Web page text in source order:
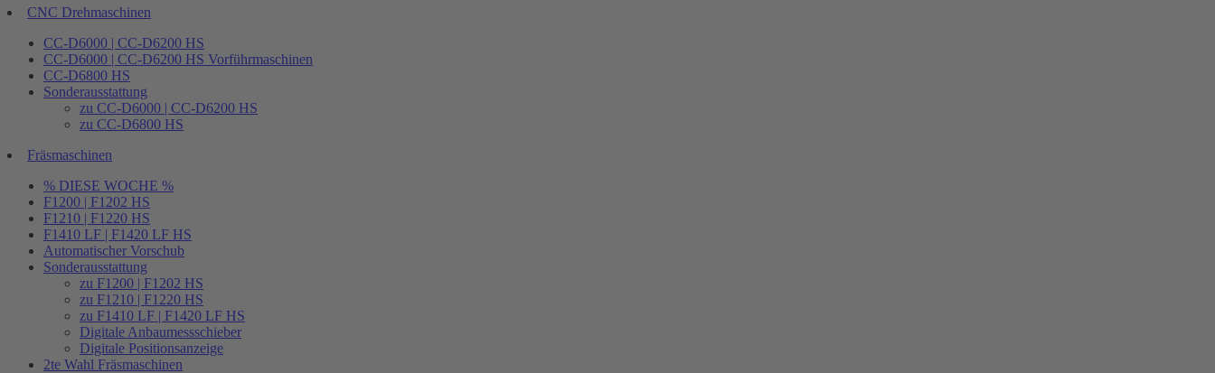
CNC Drehmaschinen
CC-D6000 | CC-D6200 HS
CC-D6000 | CC-D6200 HS Vorführmaschinen
CC-D6800 HS
Sonderausstattung
zu CC-D6000 | CC-D6200 HS
zu CC-D6800 HS
Fräsmaschinen
% DIESE WOCHE %
F1200 | F1202 HS
F1210 | F1220 HS
F1410 LF | F1420 LF HS
Automatischer Vorschub
Sonderausstattung
zu F1200 | F1202 HS
zu F1210 | F1220 HS
zu F1410 LF | F1420 LF HS
Digitale Anbaumessschieber
Digitale Positionsanzeige
2te Wahl Fräsmaschinen